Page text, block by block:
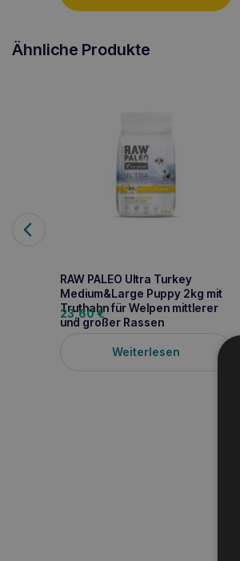
Ähnliche Produkte
RAW PALEO Ultra Turkey
Medium&Large Puppy 2kg mit
Truthahn für Welpen mittlerer
und großer Rassen
23,60€
Weiterlesen